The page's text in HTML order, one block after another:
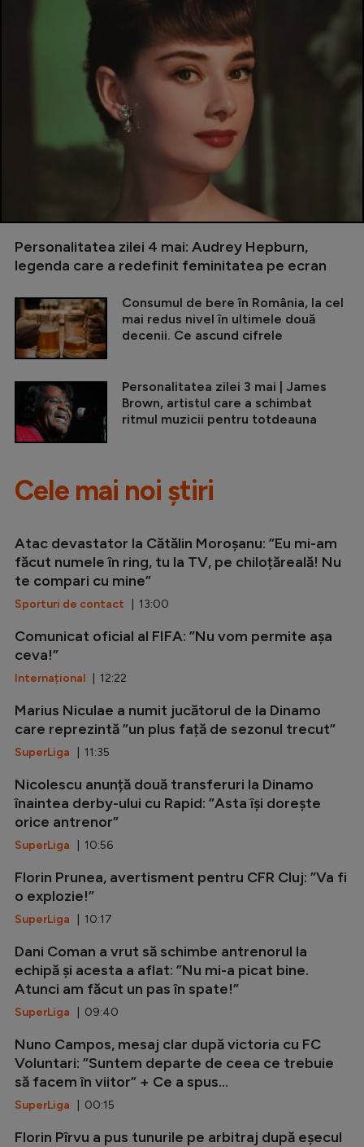
Personalitatea zilei 4 mai: Audrey Hepburn,
legenda care a redefinit feminitatea pe ecran
Consumul de bere în România, la cel
mai redus nivel în ultimele două
decenii. Ce ascund cifrele
Personalitatea zilei 3 mai | James
Brown, artistul care a schimbat
ritmul muzicii pentru totdeauna
Cele mai noi știri
Atac devastator la Cătălin Moroșanu: ”Eu mi-am
făcut numele în ring, tu la TV, pe chiloțăreală! Nu
te compari cu mine”
Sporturi de contact | 13:00
Comunicat oficial al FIFA: ”Nu vom permite așa
ceva!”
Internațional | 12:22
Marius Niculae a numit jucătorul de la Dinamo
care reprezintă ”un plus față de sezonul trecut”
SuperLiga | 11:35
Nicolescu anunță două transferuri la Dinamo
înaintea derby-ului cu Rapid: ”Asta își dorește
orice antrenor”
SuperLiga | 10:56
Florin Prunea, avertisment pentru CFR Cluj: ”Va fi
o explozie!”
SuperLiga | 10:17
Dani Coman a vrut să schimbe antrenorul la
echipă și acesta a aflat: ”Nu mi-a picat bine.
Atunci am făcut un pas în spate!”
SuperLiga | 09:40
Nuno Campos, mesaj clar după victoria cu FC
Voluntari: ”Suntem departe de ceea ce trebuie
să facem în viitor” + Ce a spus...
SuperLiga | 00:15
Florin Pîrvu a pus tunurile pe arbitraj după eșecul